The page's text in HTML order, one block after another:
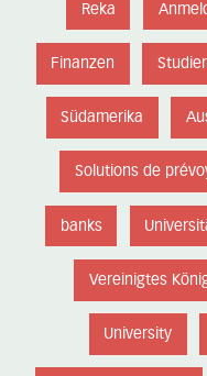
Reka
Finanzen
Südamerika
Solutions de
banks
Vereinigtes
University